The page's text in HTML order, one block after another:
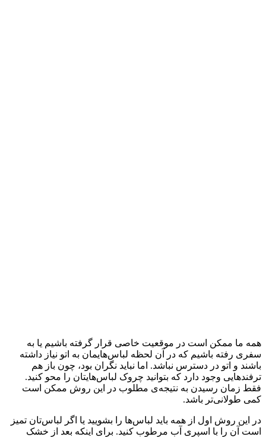
همه ما ممکن است در موقعیت خاصی قرار گرفته باشیم یا به
سفری رفته باشیم که در آن لحظه لباس‌هایمان به اتو نیاز داشته
باشند و اتو در دسترس نباشد. اما نباید نگران بود، چون باز هم
ترفندهایی وجود دارد که بتوانید چروک لباس‌هایتان را محو کنید.
فقط زمان رسیدن به نتیجه‌ی مطلوب در این روش ممکن است
کمی طولانی‌تر باشد.
در این روش اول از همه باید لباس‌ها را بشویید یا اگر لباس‌تان تمیز
است آن را با اسپری آب مرطوب کنید. برای اینکه بعد از خشک